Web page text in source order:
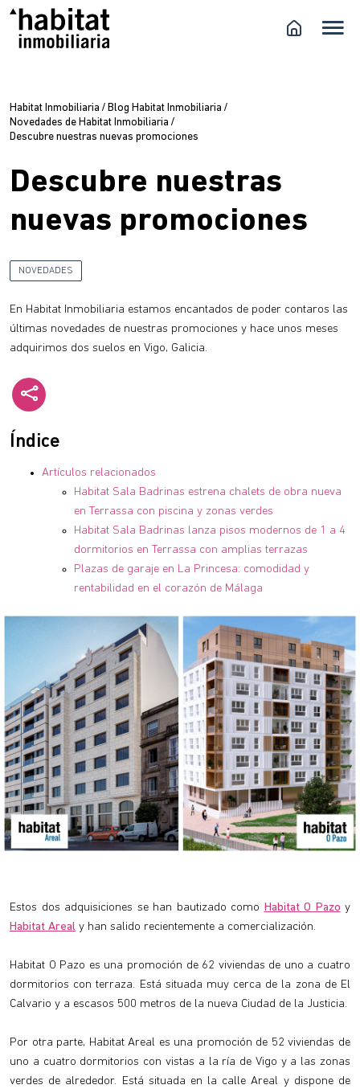
Habitat Inmobiliaria / Blog Habitat Inmobiliaria /
Novedades de Habitat Inmobiliaria /
Descubre nuestras nuevas promociones
Descubre nuestras
nuevas promociones
NOVEDADES
En Habitat Inmobiliaria estamos encantados de poder contaros las
últimas novedades de nuestras promociones y hace unos meses
adquirimos dos suelos en Vigo, Galicia.
Índice
Artículos relacionados
Habitat Sala Badrinas estrena chalets de obra nueva
en Terrassa con piscina y zonas verdes
Habitat Sala Badrinas lanza pisos modernos de 1 a 4
dormitorios en Terrassa con amplias terrazas
Plazas de garaje en La Princesa: comodidad y
rentabilidad en el corazón de Málaga
Estos dos adquisiciones se han bautizado como Habitat O Pazo y
Habitat Areal y han salido recientemente a comercialización.
Habitat O Pazo es una promoción de 62 viviendas de uno a cuatro
dormitorios con terraza. Está situada muy cerca de la zona de El
Calvario y a escasos 500 metros de la nueva Ciudad de la Justicia.
Por otra parte, Habitat Areal es una promoción de 52 viviendas de
uno a cuatro dormitorios con vistas a la ría de Vigo y a las zonas
verdes de alrededor. Está situada en la calle Areal y dispone de